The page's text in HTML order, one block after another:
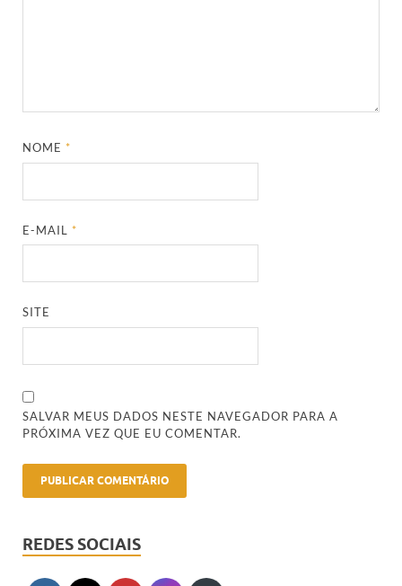
NOME*
E-MAIL*
SITE
SALVAR MEUS DADOS NESTE NAVEGADOR PARA A
PRÓXIMA VEZ QUE EU COMENTAR.
REDES SOCIAIS